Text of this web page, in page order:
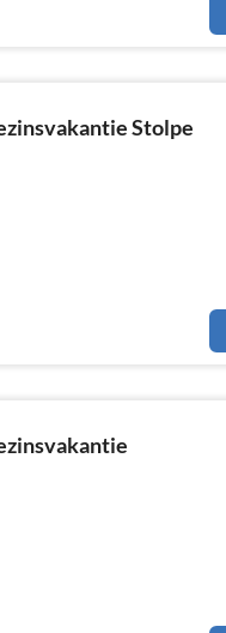
Stolpe